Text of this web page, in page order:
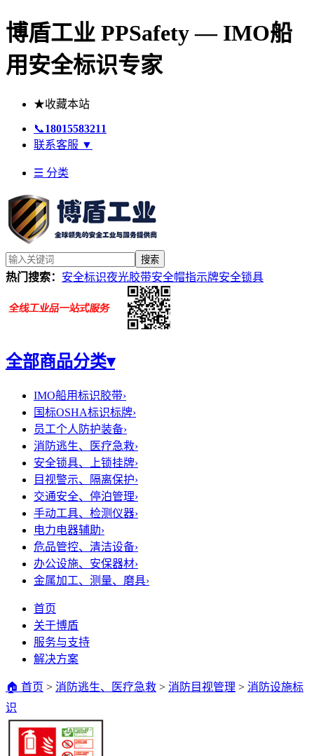
博盾工业 PPSafety — IMO船
用安全标识专家
★收藏本站
📞18015583211
联系客服 ▼
☰ 分类
搜索
热门搜索： 安全标识夜光胶带安全帽指示牌安全锁具
全部商品分类▾
IMO船用标识胶带›
国标OSHA标识标牌›
员工个人防护装备›
消防逃生、医疗急救›
安全锁具、上锁挂牌›
目视警示、隔离保护›
交通安全、停泊管理›
手动工具、检测仪器›
电力电器辅助›
危品管控、清洁设备›
办公设施、安保器材›
金属加工、测量、磨具›
首页
关于博盾
服务与支持
解决方案
🏠 首页 > 消防逃生、医疗急救 > 消防目视管理 > 消防设施标
识